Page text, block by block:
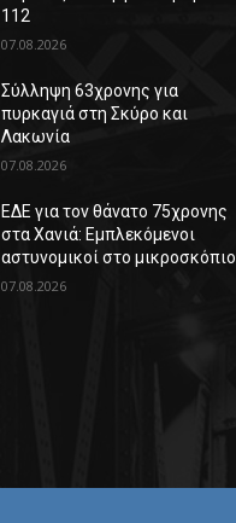
112
07.08.2026
Σύλληψη 63χρονης για
πυρκαγιά στη Σκύρο και
Λακωνία
07.08.2026
ΕΔΕ για τον θάνατο 75χρονης
στα Χανιά: Εμπλεκόμενοι
αστυνομικοί στο μικροσκόπιο
07.08.2026